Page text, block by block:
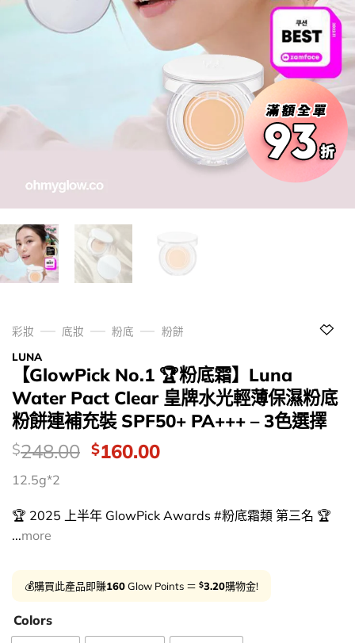
彩妝 底妝 粉底
粉餅
LUNA
【GlowPick No.1 🏆粉底霜】Luna
Water Pact Clear 皇牌水光輕薄保濕粉底
粉餅連補充裝 SPF50+ PA+++ – 3色選擇
價
錢：
$248.00 Original
$248.00.
$160.00Current
$160.00.
12.5g*2
🏆 2025 上半年 GlowPick Awards #粉底霜類 第三名 🏆
...more
💰購買此產品即賺160Glow Points ＝ $3.20購物金!
Colors